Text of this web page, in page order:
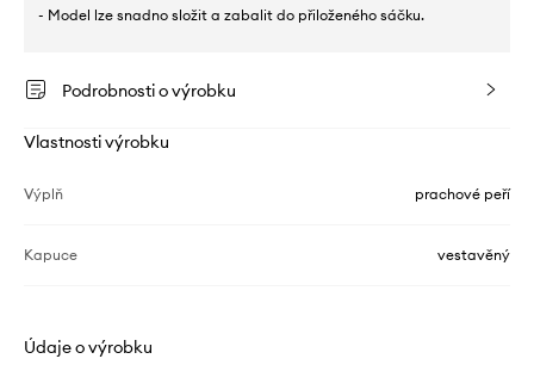
- Model lze snadno složit a zabalit do přiloženého sáčku.
Podrobnosti o výrobku
Vlastnosti výrobku
Výplň prachové peří
Kapuce vestavěný
Údaje o výrobku